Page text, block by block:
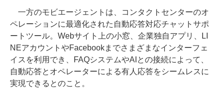
一方のモビエージェントは、コンタクトセンターのオ
ペレーションに最適化された自動応答対応チャットサポ
ートツール。Webサイト上の小窓、企業独自アプリ、LI
NEアカウントやFacebookまでさまざまなインターフェ
イスを利用でき、FAQシステムやAIとの接続によって、
自動応答とオペレーターによる有人応答をシームレスに
実現できるとのこと。